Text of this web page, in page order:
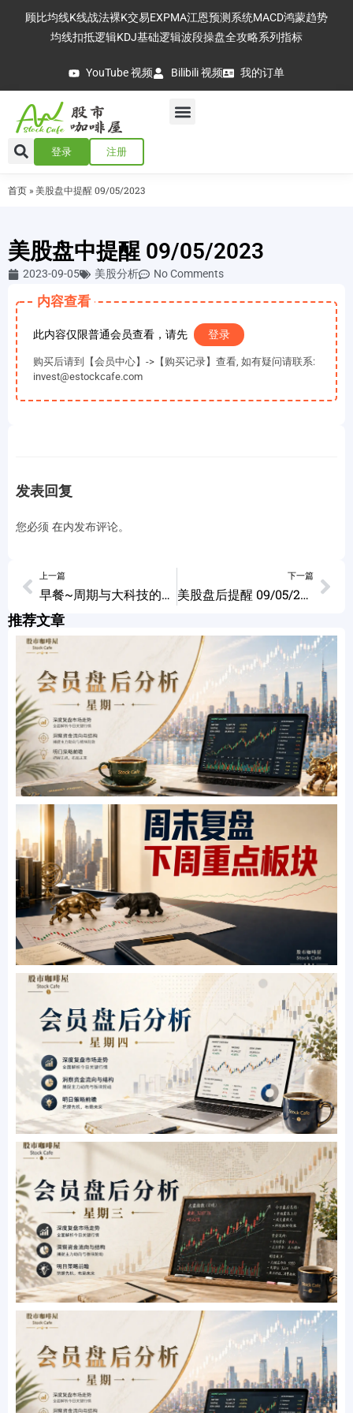
顾比均线K线战法裸K交易EXPMA江恩预测系统MACD鸿蒙趋势
均线扣抵逻辑KDJ基础逻辑波段操盘全攻略系列指标
YouTube 视频 Bilibili 视频 我的订单
登录 注册
首页 » 美股盘中提醒 09/05/2023
美股盘中提醒 09/05/2023
2023-09-05 美股分析 No Comments
内容查看
此内容仅限普通会员查看，请先 登录
购买后请到【会员中心】->【购买记录】查看, 如有疑问请联系:
invest@estockcafe.com
发表回复
您必须 在内发布评论。
上一篇
早餐~周期与大科技的不同思路! 09/05/2023
下一篇
美股盘后提醒 09/05/2023
推荐文章